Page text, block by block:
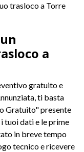
trasloco a Torre
a
gratuito e
ti basta
Gratuito" presente
tuoi dati e le prime
in breve tempo
tecnico e ricevere